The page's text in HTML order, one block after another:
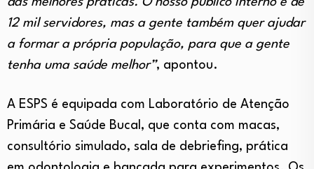
12 mil servidores, mas a gente também quer ajudar
a formar a própria população, para que a gente
tenha uma saúde melhor”, apontou.
A ESPS é equipada com Laboratório de Atenção
Primária e Saúde Bucal, que conta com macas,
consultório simulado, sala de debriefing, prática